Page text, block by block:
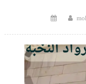
Posted